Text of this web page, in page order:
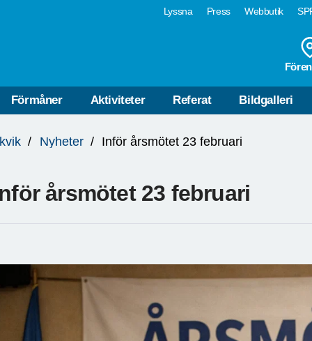
Lyssna Press Webbutik
Förmåner Aktiviteter Referat Bildgalleri
Nyheter Inför årsmötet 23 februari
årsmötet 23 februari